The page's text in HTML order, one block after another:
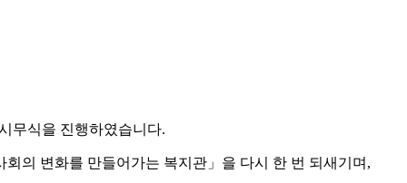
무식을 진행하였습니다.
의 변화를 만들어가는 복지관」을 다시 한 번 되새기며,